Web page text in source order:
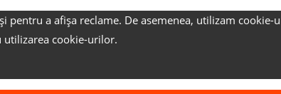
pentru a afișa reclame. De asemenea, utilizam
utilizarea cookie-urilor.